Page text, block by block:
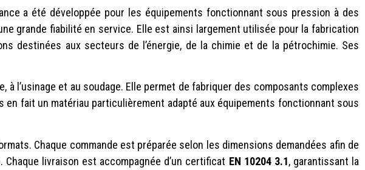
a été développée pour les équipements fonctionnant sous pression à des
grande fiabilité en service. Elle est ainsi largement utilisée pour la fabrication
destinées aux secteurs de l’énergie, de la chimie et de la pétrochimie. Ses
à l’usinage et au soudage. Elle permet de fabriquer des composants complexes
fait un matériau particulièrement adapté aux équipements fonctionnant sous
Chaque commande est préparée selon les dimensions demandées afin de
livraison est accompagnée d’un certificat EN 10204 3.1, garantissant la